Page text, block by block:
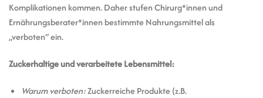
Komplikationen kommen. Daher stufen Chirurg*innen und
Ernährungsberater*innen bestimmte Nahrungsmittel als
„verboten“ ein.
Zuckerhaltige und verarbeitete Lebensmittel:
Warum verboten:Zuckerreiche Produkte (z.B.